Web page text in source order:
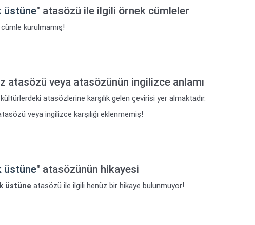
üstüne" atasözü ile ilgili örnek cümleler
kurulmamış!
atasözü veya atasözünün ingilizce anlamı
atasözlerine karşılık gelen çevirisi yer almaktadır.
veya ingilizce karşılığı eklenmemiş!
üstüne" atasözünün hikayesi
üstüne atasözü ile ilgili henüz bir hikaye bulunmuyor!